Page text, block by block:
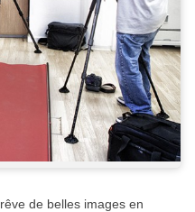
de belles images en